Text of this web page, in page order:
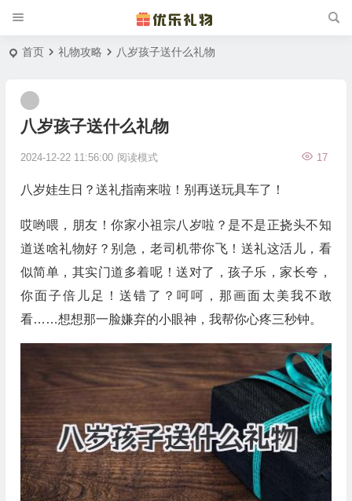
首页 礼物攻略 八岁孩子送什么礼物
八岁孩子送什么礼物
2024-12-22 11:56:00 17
阅读模式
八岁娃生日？送礼指南来啦！别再送玩具车了！
哎哟喂，朋友！你家小祖宗八岁啦？是不是正挠头不知
道送啥礼物好？别急，老司机带你飞！送礼这活儿，看
似简单，其实门道多着呢！送对了，孩子乐，家长夸，
你面子倍儿足！送错了？呵呵，那画面太美我不敢
看……想想那一脸嫌弃的小眼神，我帮你心疼三秒钟。